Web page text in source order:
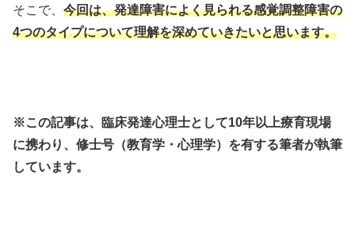
そこで、 今回は、発達障害によく見られる感覚調整障害の
4つのタイプについて理解を深めていきたいと思います。
※この記事は、臨床発達心理士として10年以上療育現場
に携わり、修士号（教育学・心理学）を有する筆者が執筆
しています。